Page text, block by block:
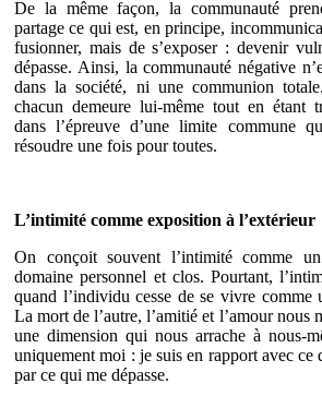
De la même façon, la communauté
partage ce qui est, en principe,
fusionner, mais de s’exposer : devenir
dépasse. Ainsi, la communauté négative
dans la société, ni une communion
chacun demeure lui-même tout en étant
dans l’épreuve d’une limite commune
résoudre une fois pour toutes.
L’intimité comme exposition à l’extérieur
On conçoit souvent l’intimité comme
domaine personnel et clos. Pourtant,
quand l’individu cesse de se vivre comme
La mort de l’autre, l’amitié et l’amour nous
une dimension qui nous arrache à nous-
uniquement moi : je suis en rapport avec ce
par ce qui me dépasse.